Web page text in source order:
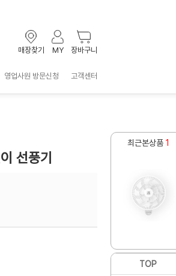
매장찾기 MY 장바구니
영업사원 방문신청 고객센터
선풍기
최근본상품 1
TOP